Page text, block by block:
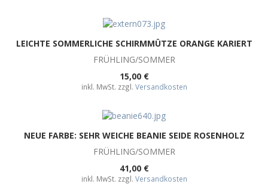
LEICHTE SOMMERLICHE SCHIRMMÜTZE ORANGE KARIERT
FRÜHLING/SOMMER
15,00 €
inkl. MwSt. zzgl. Versandkosten
NEUE FARBE: SEHR WEICHE BEANIE SEIDE ROSENHOLZ
FRÜHLING/SOMMER
41,00 €
inkl. MwSt. zzgl. Versandkosten